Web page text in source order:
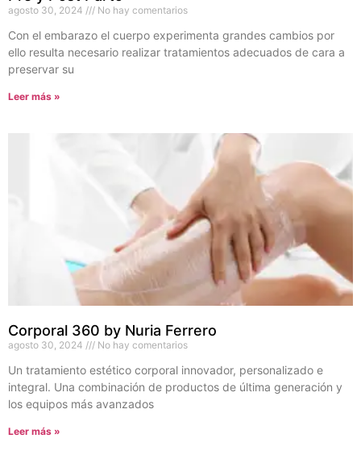
agosto 30, 2024 No hay comentarios
Con el embarazo el cuerpo experimenta grandes cambios por
ello resulta necesario realizar tratamientos adecuados de cara a
preservar su
Leer más »
Corporal 360 by Nuria Ferrero
agosto 30, 2024 No hay comentarios
Un tratamiento estético corporal innovador, personalizado e
integral. Una combinación de productos de última generación y
los equipos más avanzados
Leer más »